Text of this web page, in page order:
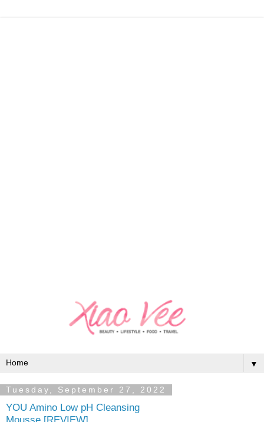
▼
Tuesday, September 27, 2022
YOU Amino Low pH Cleansing
Mousse [REVIEW]